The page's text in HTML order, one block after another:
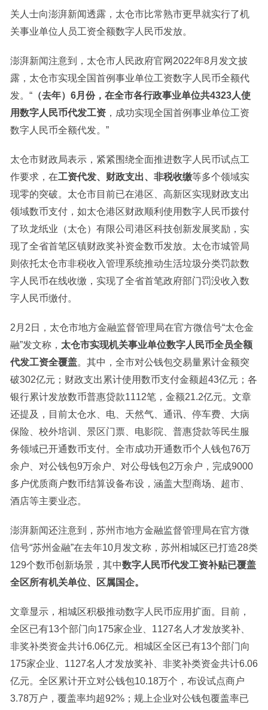
关人士向澎湃新闻透露，太仓市比常熟市更早就实行了机
关事业单位人员工资全额数字人民币发放。
澎湃新闻注意到，太仓市人民政府官网2022年8月发文披
露，太仓市实现全国首例事业单位工资数字人民币全额代
发。“（去年）6月份，在全市各行政事业单位共4323人使
用数字人民币代发工资，成功实现全国首例事业单位工资
数字人民币全额代发。”
太仓市财政局表示，紧紧围绕全面推进数字人民币试点工
作要求，在工资代发、财政支出、非税收缴等多个领域实
现零的突破。太仓市目前已在港区、高新区实现财政支出
领域数币支付，如太仓港区财政顺利使用数字人民币拨付
了玖龙纸业（太仓）有限公司港区科技创新发展奖励，实
现了全省首笔区镇财政奖补资金数币发放。太仓市城管局
则依托太仓市非税收入管理系统推动生活垃圾分类罚款数
字人民币在线收缴，实现了全省首笔政府部门罚没收入数
字人民币缴付。
2月2日，太仓市地方金融监督管理局在官方微信号“太仓金
融”发文称， 太仓市实现机关事业单位数字人民币全员全额
代发工资全覆盖。其中，全市对公钱包交易量累计金额突
破302亿元；财政支出累计使用数币支付金额超43亿元；各
银行累计发放数币普惠贷款1112笔，金额21.2亿元。文章
还提及，目前太仓水、电、天然气、通讯、停车费、大病
保险、校外培训、景区门票、电影院、普惠贷款等民生服
务领域已开通数币支付。全市成功开通数币个人钱包76万
余户、对公钱包9万余户、对公母钱包2万余户，完成9000
多户优质商户数币结算设备布设，涵盖大型商场、超市、
酒店等主要业态。
澎湃新闻还注意到，苏州市地方金融监督管理局在官方微
信号“苏州金融”在去年10月发文称，苏州相城区已打造28类
129个数币创新场景，其中数字人民币代发工资补贴已覆盖
全区所有机关单位、区属国企。
文章显示，相城区积极推动数字人民币应用扩面。目前，
全区已有13个部门向175家企业、1127名人才发放奖补、
非奖补类资金共计6.06亿元。相城区全区已有13个部门向
175家企业、1127名人才发放奖补、非奖补类资金共计6.06
亿元。全区累计开立对公钱包10.18万个，布设试点商户
3.78万户，覆盖率均超92%；规上企业对公钱包覆盖率已